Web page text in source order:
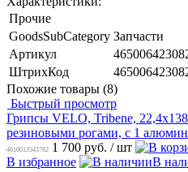
Прочие
GoodsSubCategory Запчасти
Артикул
ШтрихКод
Похожие товары (8)
Быстрый просмотр
Грипсы VELO, Tribene,
резиновыми рогами, с 1
4610013543782 1 700 руб. / шт
В избранное
В